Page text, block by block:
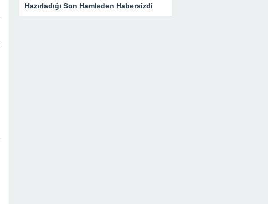
Hazırladığı Son Hamleden Habersizdi